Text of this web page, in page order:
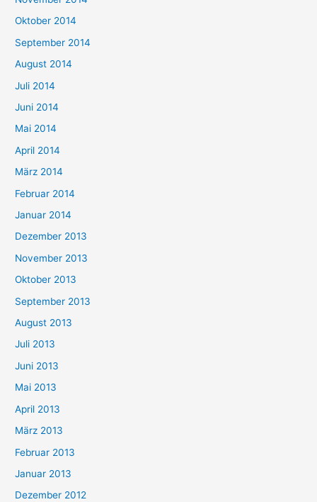
Oktober 2014
September 2014
August 2014
Juli 2014
Juni 2014
Mai 2014
April 2014
März 2014
Februar 2014
Januar 2014
Dezember 2013
November 2013
Oktober 2013
September 2013
August 2013
Juli 2013
Juni 2013
Mai 2013
April 2013
März 2013
Februar 2013
Januar 2013
Dezember 2012